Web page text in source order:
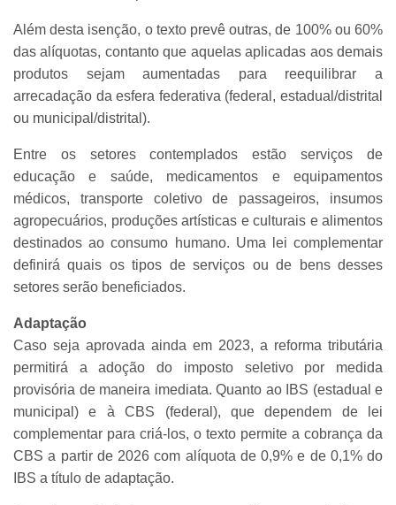
Além desta isenção, o texto prevê outras, de 100% ou 60%
das alíquotas, contanto que aquelas aplicadas aos demais
produtos sejam aumentadas para reequilibrar a
arrecadação da esfera federativa (federal, estadual/distrital
ou municipal/distrital).
Entre os setores contemplados estão serviços de
educação e saúde, medicamentos e equipamentos
médicos, transporte coletivo de passageiros, insumos
agropecuários, produções artísticas e culturais e alimentos
destinados ao consumo humano. Uma lei complementar
definirá quais os tipos de serviços ou de bens desses
setores serão beneficiados.
Adaptação
Caso seja aprovada ainda em 2023, a reforma tributária
permitirá a adoção do imposto seletivo por medida
provisória de maneira imediata. Quanto ao IBS (estadual e
municipal) e à CBS (federal), que dependem de lei
complementar para criá-los, o texto permite a cobrança da
CBS a partir de 2026 com alíquota de 0,9% e de 0,1% do
IBS a título de adaptação.